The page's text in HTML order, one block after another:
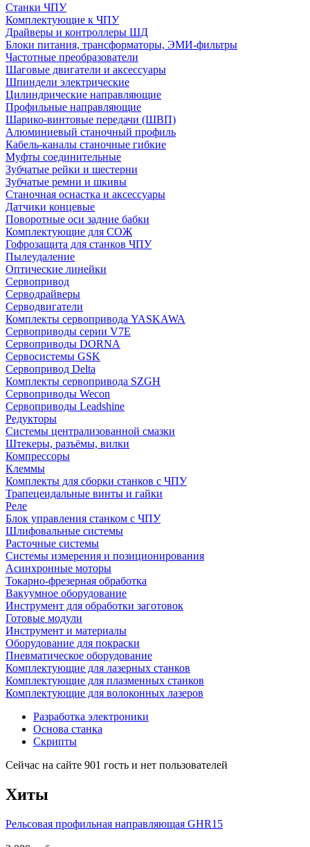
Станки ЧПУ
Комплектующие к ЧПУ
Драйверы и контроллеры ШД
Блоки питания, трансформаторы, ЭМИ-фильтры
Частотные преобразователи
Шаговые двигатели и аксессуары
Шпиндели электрические
Цилиндрические направляющие
Профильные направляющие
Шарико-винтовые передачи (ШВП)
Алюминиевый станочный профиль
Кабель-каналы станочные гибкие
Муфты соединительные
Зубчатые рейки и шестерни
Зубчатые ремни и шкивы
Станочная оснастка и аксессуары
Датчики концевые
Поворотные оси задние бабки
Комплектующие для СОЖ
Гофрозащита для станков ЧПУ
Пылеудаление
Оптические линейки
Сервопривод
Серводрайверы
Серводвигатели
Комплекты сервопривода YASKAWA
Сервоприводы серии V7E
Сервоприводы DORNA
Сервосистемы GSK
Сервопривод Delta
Комплекты сервопривода SZGH
Сервоприводы Wecon
Сервоприводы Leadshine
Редукторы
Системы централизованной смазки
Штекеры, разъёмы, вилки
Компрессоры
Клеммы
Комплекты для сборки станков с ЧПУ
Трапецеидальные винты и гайки
Реле
Блок управления станком с ЧПУ
Шлифовальные системы
Расточные системы
Системы измерения и позиционирования
Асинхронные моторы
Токарно-фрезерная обработка
Вакуумное оборудование
Инструмент для обработки заготовок
Готовые модули
Инструмент и материалы
Оборудование для покраски
Пневматическое оборудование
Комплектующие для лазерных станков
Комплектующие для плазменных станков
Комплектующие для волоконных лазеров
Разработка электроники
Основа станка
Скрипты
Сейчас на сайте 901 гость и нет пользователей
Хиты
Рельсовая профильная направляющая GHR15